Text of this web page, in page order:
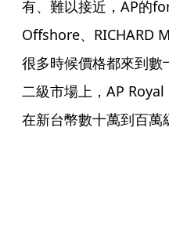
有、難以接近，AP的
Offshore、RICHARD
很多時候價格都來到
二級市場上，AP
在新台幣數十萬到百萬